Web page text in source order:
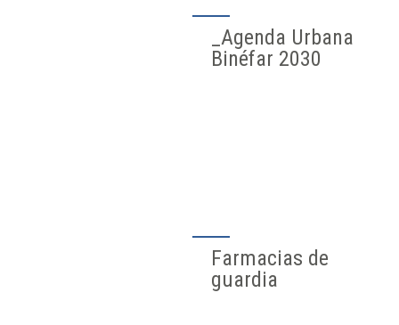
_Agenda Urbana
Binéfar 2030
Farmacias de
guardia